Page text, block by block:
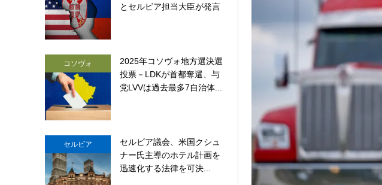
とセルビア担当大臣が発言
コソヴォ
2025年コソヴォ地方選決選
投票－LDKが首都奪還、与
党LVVは過去最多7自治体...
セルビア
セルビア議会、米国クシュ
ナー氏主導のホテル計画を
迅速化する法律を可決...